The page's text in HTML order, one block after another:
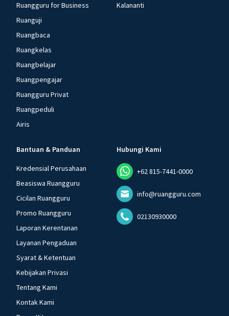
Ruangguru for Business
Ruanguji
Ruangbaca
Ruangkelas
Ruangbelajar
Ruangpengajar
Ruangguru Privat
Ruangpeduli
Airis
Kalananti
Bantuan & Panduan
Kredensial Perusahaan
Beasiswa Ruangguru
Cicilan Ruangguru
Promo Ruangguru
Laporan Kerentanan
Layanan Pengaduan
Syarat & Ketentuan
Kebijakan Privasi
Tentang Kami
Kontak Kami
Hubungi Kami
+62 815-7441-0000
info@ruangguru.com
02130930000